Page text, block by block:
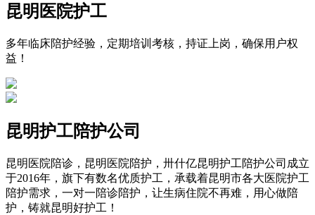
昆明医院护工
多年临床陪护经验，定期培训考核，持证上岗，确保用户权
益！
昆明护工陪护公司
昆明医院陪诊，昆明医院陪护，卅什亿昆明护工陪护公司成立
于2016年，旗下有数名优质护工，承载着昆明市各大医院护工
陪护需求，一对一陪诊陪护，让生病住院不再难，用心做陪
护，铸就昆明好护工！